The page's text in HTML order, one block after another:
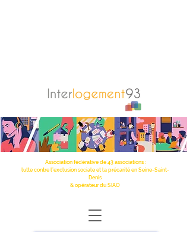
Association fédérative de 43 associations :
lutte contre l’exclusion sociale et la précarité en Seine-Saint-
Denis
& opérateur du SIAO